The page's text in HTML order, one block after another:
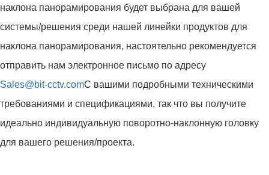
наклона панорамирования будет выбрана для вашей
системы/решения среди нашей линейки продуктов для
наклона панорамирования, настоятельно рекомендуется
отправить нам электронное письмо по адресу
Sales@bit-cctv.comС вашими подробными техническими
требованиями и спецификациями, так что вы получите
идеально индивидуальную поворотно-наклонную головку
для вашего решения/проекта.